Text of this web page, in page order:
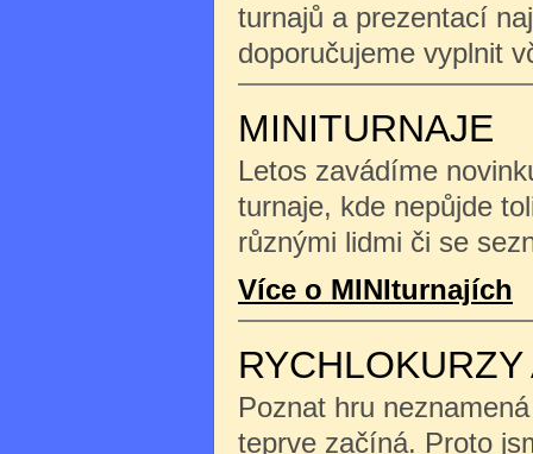
turnajů a prezentací
doporučujeme vyplnit
MINITURNAJE
Letos zavádíme
turnaje, kde nepůjde
různými lidmi či se
Více o MINIturnajích
Poznat hru
teprve začíná. Proto